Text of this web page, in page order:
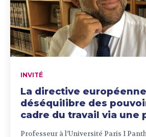
INVITÉ
La directive
déséquilibre des
cadre du travail via une
Professeur à l’Université Paris I